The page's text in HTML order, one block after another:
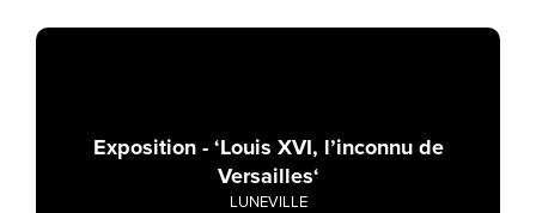
Exposition - ‘Louis XVI, l’inconnu de
Versailles‘
LUNEVILLE